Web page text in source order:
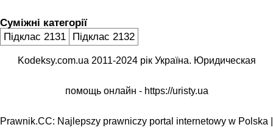
Суміжні категорії
Підклас 2131 Підклас 2132
Kodeksy.com.ua 2011-2024 рік Україна. Юридическая
помощь онлайн - https://uristy.ua
Prawnik.CC: Najlepszy prawniczy portal internetowy w Polska |